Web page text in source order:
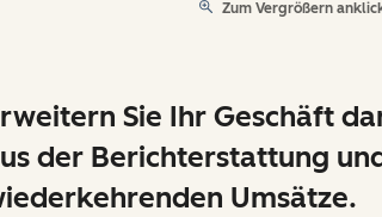
Zum Vergrößern
Sie Ihr Geschäft
der Berichterstattung
Umsätze.